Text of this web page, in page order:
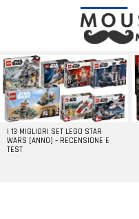
LATEST
STORIES
I 13 MIGLIORI SET LEGO STAR
WARS [ANNO] – RECENSIONE E
TEST